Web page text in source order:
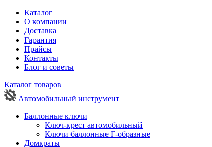
Каталог
О компании
Доставка
Гарантия
Прайсы
Контакты
Блог и советы
Каталог товаров
Автомобильный инструмент
Баллонные ключи
Ключ-крест автомобильный
Ключи баллонные Г-образные
Домкраты